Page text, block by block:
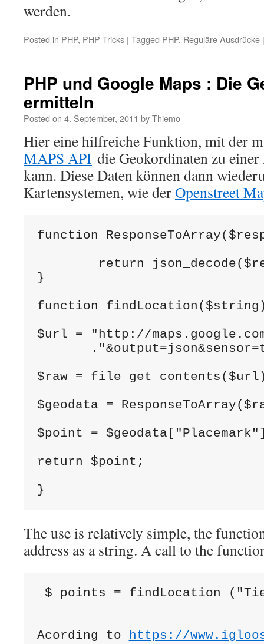
werden.
Posted in PHP, PHP Tricks | Tagged PHP, Reguläre Ausdrücke |
PHP und Google Maps : Die
ermitteln
Posted on 4. September, 2011 byThiemo
Hier eine hilfreiche Funktion, mit der
MAPS API die Geokordinaten zu
kann. Diese Daten können dann
Kartensystemen, wie derOpenstreet
function
}
function
$url = "http://
$raw =
$geodata =
$point =
return $point;
}
The use is relatively simple, the
address as a string. A call to the
$ points = findLocation
Acording to https://